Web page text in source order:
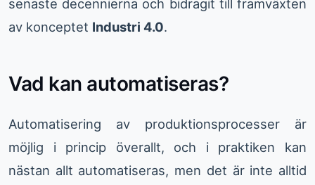
senaste decennierna och bidragit till framväxten
av konceptet Industri 4.0.
Vad kan automatiseras?
Automatisering av produktionsprocesser är
möjlig i princip överallt, och i praktiken kan
nästan allt automatiseras, men det är inte alltid